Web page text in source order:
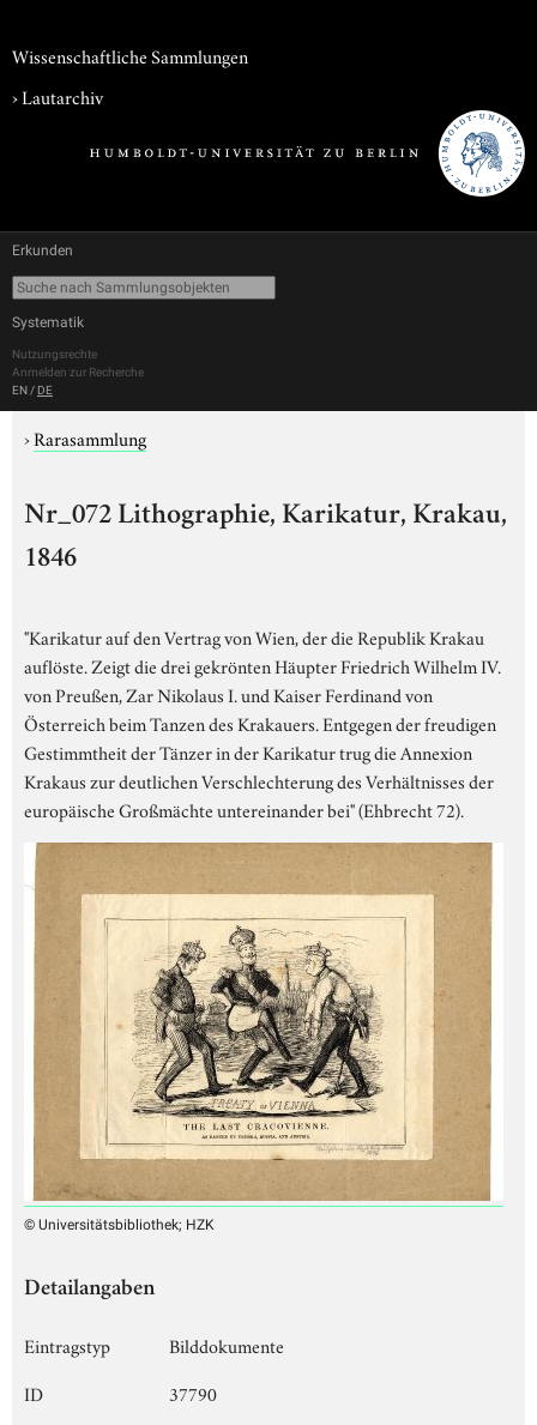
Wissenschaftliche Sammlungen
›Lautarchiv
Erkunden
Systematik
Nutzungsrechte
Anmelden zur Recherche
EN / DE
›Rarasammlung
Nr_072 Lithographie, Karikatur, Krakau,
1846
"Karikatur auf den Vertrag von Wien, der die Republik Krakau
auflöste. Zeigt die drei gekrönten Häupter Friedrich Wilhelm IV.
von Preußen, Zar Nikolaus I. und Kaiser Ferdinand von
Österreich beim Tanzen des Krakauers. Entgegen der freudigen
Gestimmtheit der Tänzer in der Karikatur trug die Annexion
Krakaus zur deutlichen Verschlechterung des Verhältnisses der
europäische Großmächte untereinander bei" (Ehbrecht 72).
© Universitätsbibliothek; HZK
Detailangaben
Eintragstyp
Bilddokumente
ID
37790